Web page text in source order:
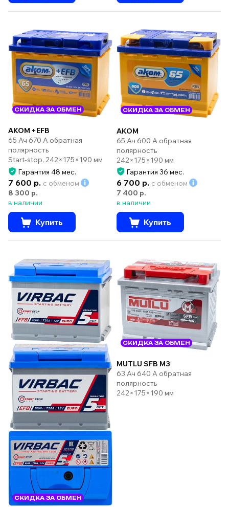
СКИДКА ЗА ОБМЕН
AKOM +EFB
65 Ач 670 А обратная
полярность
Start-stop, 242×175×190 мм
Гарантия 48 мес.
7 600 р. с обменом
8 300 р.
в наличии
Купить
СКИДКА ЗА ОБМЕН
AKOM
65 Ач 600 А обратная
полярность
242×175×190 мм
Гарантия 36 мес.
6 700 р. с обменом
7 400 р.
в наличии
Купить
СКИДКА ЗА ОБМЕН
СКИДКА ЗА ОБМЕН
MUTLU SFB M3
63 Ач 640 А обратная
полярность
242×175×190 мм